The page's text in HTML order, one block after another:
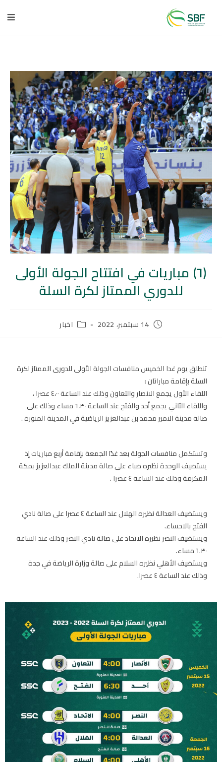
(٦) مباريات في افتتاح الجولة الأولى
للدوري الممتاز لكرة السلة
14 سبتمبر، 2022 اخبار
تنطلق يوم غدا الخميس منافسات الجولة الأولى للدورى الممتاز لكرة
السلة بإقامة مباراتان :
اللقاء الأول يجمع الانصار والتعاون وذلك عند الساعة ٤،٠٠ عصرا ،
واللقاء الثاني يجمع أحد والفتح عند الساعة ٦،٣٠ مساء وذلك على
صالة مدينة الامير محمد بن عبدالعزيز الرياضية في المدينة المنورة .
وتستكمل منافسات الجولة بعد غدًا الجمعة بإقامة أربع مباريات إذ
يستضيف الوحدة نظيره ضباء على صالة مدينة الملك عبدالعزيز بمكة
المكرمة وذلك عند الساعة ٤ عصرا .
ويستضيف العدالة نظيره الهلال عند الساعة ٤ عصرا على صالة نادي
الفتح بالاحساء.
ويستضيف النصر نظيره الاتحاد على صالة نادي النصر وذلك عند الساعة
٦.٣٠ مساء.
ويستضيف الأهلي نظيره السلام على صالة وزارة الرياضة في جدة
وذلك عند الساعة ٤ عصرا.